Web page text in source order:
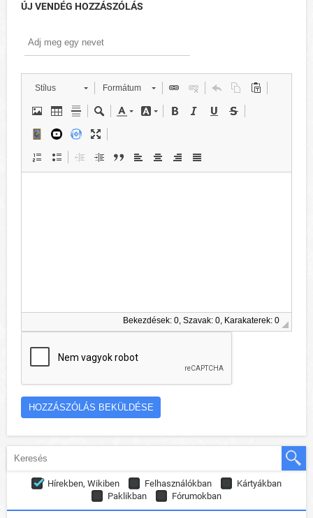
ÚJ VENDÉG HOZZÁSZÓLÁS
Stílus Formátum
Bekezdések: 0, Szavak: 0, Karakaterek: 0
Hírekben, Wikiben Felhasználókban
Kártyákban
Paklikban
Fórumokban